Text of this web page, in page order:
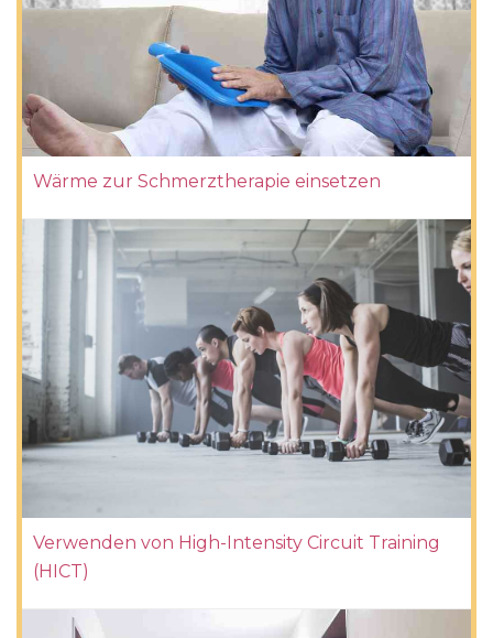
Wärme zur Schmerztherapie einsetzen
Verwenden von High-Intensity Circuit Training
(HICT)